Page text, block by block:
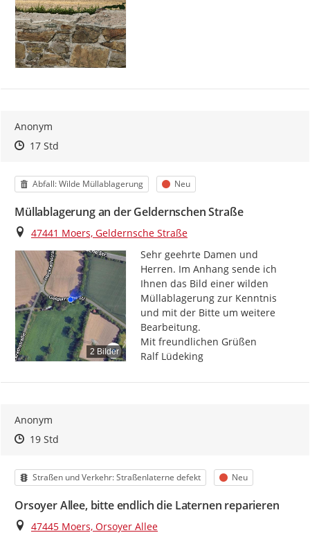
Anonym
Zeitpunkt des Erstellens
Zeitpunkt des Erstellens
17 StdZur Äußerung
Kategorie
Abfall: Wilde Müllablagerung Status
Neu
Müllablagerung an der Geldernschen Straße
Ort
47441 Moers, Geldernsche Straße
2 Bilder
Sehr geehrte Damen und
Herren. Im Anhang sende ich
Ihnen das Bild einer wilden
Müllablagerung zur Kenntnis
und mit der Bitte um weitere
Bearbeitung.
Mit freundlichen Grüßen
Ralf Lüdeking
Anonym
Zeitpunkt des Erstellens
Zeitpunkt des Erstellens
19 StdZur Äußerung
Kategorie
Straßen und Verkehr: Straßenlaterne defekt Status
Neu
Orsoyer Allee, bitte endlich die Laternen reparieren
Ort
47445 Moers, Orsoyer Allee